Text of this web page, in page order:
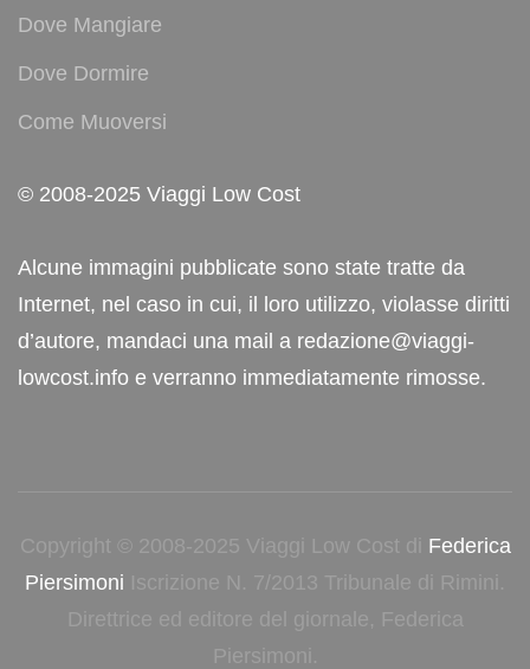
Dove Mangiare
Dove Dormire
Come Muoversi
© 2008-2025 Viaggi Low Cost
Alcune immagini pubblicate sono state tratte da
Internet, nel caso in cui, il loro utilizzo, violasse diritti
d’autore, mandaci una mail a redazione@viaggi-
lowcost.info e verranno immediatamente rimosse.
Copyright © 2008-2025 Viaggi Low Cost di Federica
Piersimoni Iscrizione N. 7/2013 Tribunale di Rimini.
Direttrice ed editore del giornale, Federica
Piersimoni.